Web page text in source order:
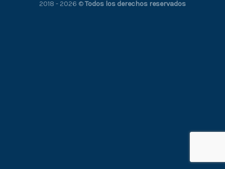
2018 - 2026 ©Todos los derechos reservados